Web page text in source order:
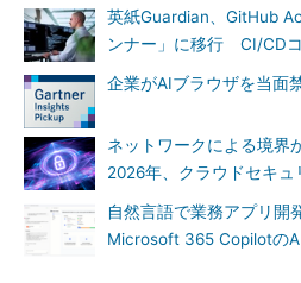
英紙Guardian、GitHub
ンナー」に移行 CI/CD
企業がAIブラウザを当面
ネットワークによる境
2026年、クラウドセキ
自然言語で業務アプリ
Microsoft 365 Copilotの